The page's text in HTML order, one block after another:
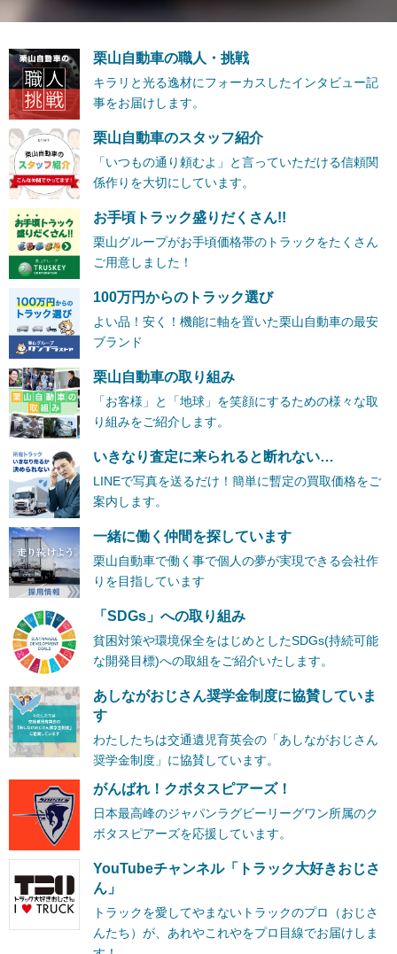
栗山自動車の職人・挑戦
キラリと光る逸材にフォーカスしたインタビュー記
事をお届けします。
栗山自動車のスタッフ紹介
「いつもの通り頼むよ」と言っていただける信頼関
係作りを大切にしています。
お手頃トラック盛りだくさん!!
栗山グループがお手頃価格帯のトラックをたくさん
ご用意しました！
100万円からのトラック選び
よい品！安く！機能に軸を置いた栗山自動車の最安
ブランド
栗山自動車の取り組み
「お客様」と「地球」を笑顔にするための様々な取
り組みをご紹介します。
いきなり査定に来られると断れない…
LINEで写真を送るだけ！簡単に暫定の買取価格をご
案内します。
一緒に働く仲間を探しています
栗山自動車で働く事で個人の夢が実現できる会社作
りを目指しています
「SDGs」への取り組み
貧困対策や環境保全をはじめとしたSDGs(持続可能
な開発目標)への取組をご紹介いたします。
あしながおじさん奨学金制度に協賛していま
す
わたしたちは交通遺児育英会の「あしながおじさん
奨学金制度」に協賛しています。
がんばれ！クボタスピアーズ！
日本最高峰のジャパンラグビーリーグワン所属のク
ボタスピアーズを応援しています。
YouTubeチャンネル「トラック大好きおじさ
ん」
トラックを愛してやまないトラックのプロ（おじさ
んたち）が、あれやこれやをプロ目線でお届けしま